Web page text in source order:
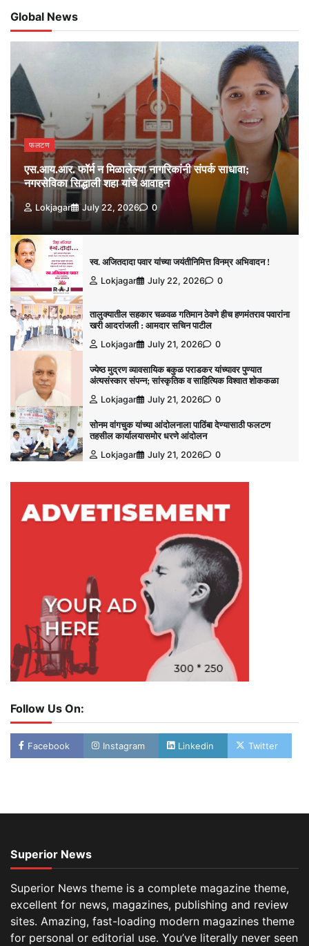
Global News
फलटण
एस.आय.आर. फॉर्म न मिळालेल्या नागरिकांनी संपर्क साधावा;
नगरसेविका सिद्धाली शहा यांचे आवाहन
Lokjagar July 22, 2026 0
स्व. अजितदादा पवार यांच्या जयंतीनिमित्त विनम्र अभिवादन !
Lokjagar
July 22, 2026 0
तालुक्यातील सहकार चळवळ गतिमान ठेवणे हीच हणमंतराव पवारांना
खरी आदरांजली : आमदार सचिन पाटील
Lokjagar
July 21, 2026 0
ज्येष्ठ मुद्रण व्यावसायिक बकुळ पराडकर यांच्यावर पुण्यात
अंत्यसंस्कार संपन्न; सांस्कृतिक व साहित्यिक विश्‍वात शोककळा
Lokjagar
July 21, 2026 0
सोनम वांगचुक यांच्या आंदोलनाला पाठिंबा देण्यासाठी फलटण
तहसील कार्यालयासमोर धरणे आंदोलन
Lokjagar
July 21, 2026 0
Follow Us On:
Facebook Instagram Linkedin Twitter
Superior News
Superior News theme is a complete magazine theme,
excellent for news, magazines, publishing and review
sites. Amazing, fast-loading modern magazines theme
for personal or editorial use. You’ve literally never seen